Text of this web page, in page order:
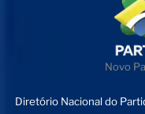
Novo
Diretório Nacional do